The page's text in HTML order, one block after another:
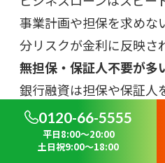
事業計画や担保を求めな
分リスクが金利に反映さ
無担保・保証人不要が多
銀行融資は担保や保証人
方、ビジネスローンは不
手のリスクが高くなります
貸し手が銀行以外の場合
0120-66-5555
平日8:00～20:00
土日祝9:00～18:00